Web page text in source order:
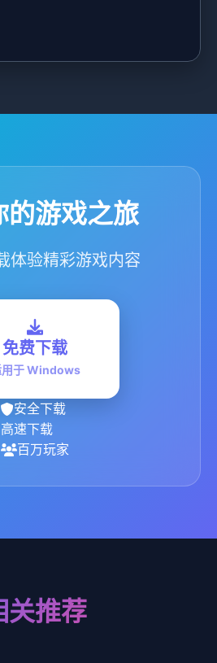
的游戏之旅
体验精彩游戏内容
免费下载
用于 Windows
安全下载
高速下载
百万玩家
关推荐